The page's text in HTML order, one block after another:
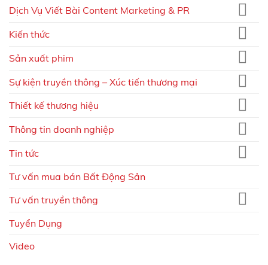
Dịch Vụ Viết Bài Content Marketing & PR
Kiến thức
Sản xuất phim
Sự kiện truyền thông – Xúc tiến thương mại
Thiết kế thương hiệu
Thông tin doanh nghiệp
Tin tức
Tư vấn mua bán Bất Động Sản
Tư vấn truyền thông
Tuyển Dụng
Video